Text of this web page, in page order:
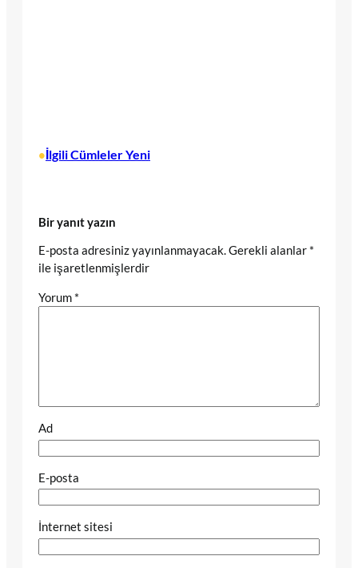
•İlgili Cümleler Yeni
Bir yanıt yazın
E-posta adresiniz yayınlanmayacak.Gerekli alanlar *
ile işaretlenmişlerdir
Yorum *
Ad
E-posta
İnternet sitesi